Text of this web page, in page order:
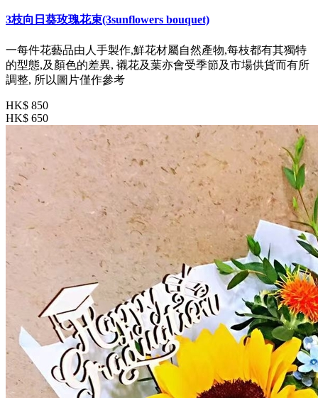
3枝向日葵玫瑰花束(3sunflowers bouquet)
一每件花藝品由人手製作,鮮花材屬自然產物,每枝都有其獨特
的型態,及顏色的差異, 襯花及葉亦會受季節及市場供貨而有所
調整, 所以圖片僅作參考
HK$ 850
HK$ 650